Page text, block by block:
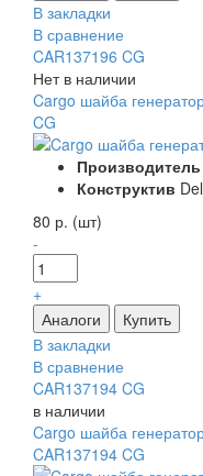
В закладки
В сравнение
CAR137196 CG
Нет в наличии
Cargo шайба
CG
Производитель
Конструктив
80 р. (шт)
-
+
В закладки
В сравнение
CAR137194 CG
в наличии
Cargo шайба
CAR137194 CG